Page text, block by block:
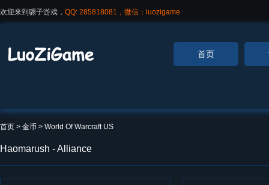
欢迎来到骡子游戏， QQ: 285818081，微信：luozigame
首页
首页 > 金币 > World Of Warcraft US
Haomarush - Alliance